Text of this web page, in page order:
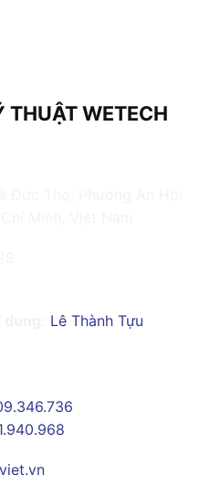
THUẬT WETECH
Lê Thành Tựu